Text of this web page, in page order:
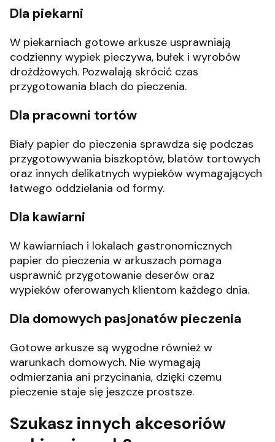
Dla piekarni
W piekarniach gotowe arkusze usprawniają
codzienny wypiek pieczywa, bułek i wyrobów
drożdżowych. Pozwalają skrócić czas
przygotowania blach do pieczenia.
Dla pracowni tortów
Biały papier do pieczenia sprawdza się podczas
przygotowywania biszkoptów, blatów tortowych
oraz innych delikatnych wypieków wymagających
łatwego oddzielania od formy.
Dla kawiarni
W kawiarniach i lokalach gastronomicznych
papier do pieczenia w arkuszach pomaga
usprawnić przygotowanie deserów oraz
wypieków oferowanych klientom każdego dnia.
Dla domowych pasjonatów pieczenia
Gotowe arkusze są wygodne również w
warunkach domowych. Nie wymagają
odmierzania ani przycinania, dzięki czemu
pieczenie staje się jeszcze prostsze.
Szukasz innych akcesoriów